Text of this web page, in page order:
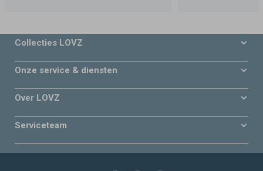
Collecties LOVZ
Onze service & diensten
Over LOVZ
Serviceteam